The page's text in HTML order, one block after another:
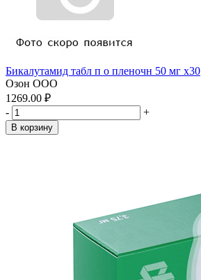
Бикалутамид табл п о пленочн 50 мг x30
Озон ООО
1269.00 ₽
-
+
В корзину